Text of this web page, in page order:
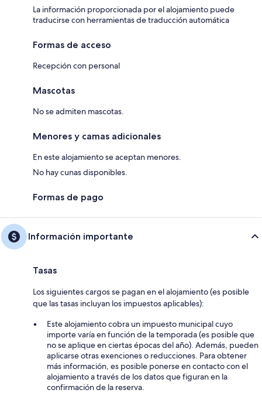
La información proporcionada por el alojamiento puede
traducirse con herramientas de traducción automática
Formas de acceso
Recepción con personal
Mascotas
No se admiten mascotas.
Menores y camas adicionales
En este alojamiento se aceptan menores.
No hay cunas disponibles.
Formas de pago
Información importante
Tasas
Los siguientes cargos se pagan en el alojamiento (es posible
que las tasas incluyan los impuestos aplicables):
Este alojamiento cobra un impuesto municipal cuyo
importe varía en función de la temporada (es posible que
no se aplique en ciertas épocas del año). Además, pueden
aplicarse otras exenciones o reducciones. Para obtener
más información, es posible ponerse en contacto con el
alojamiento a través de los datos que figuran en la
confirmación de la reserva.